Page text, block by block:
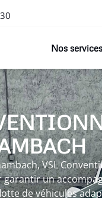
Nos services
VSL
garantir un
de véhicules